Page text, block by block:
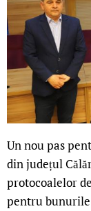
Un nou pas
din județul
protocoalelor
pentru